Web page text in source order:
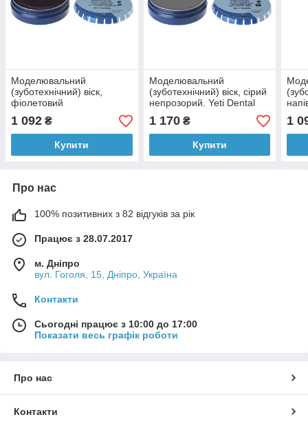
Моделювальний
(зуботехнічний) віск,
фіолетовий
напівпрозорий. Yeti Dental
THOWAX (Товакс), 70 г
1 092 ₴
Купити
Моделювальний
(зуботехнічний) віск, сірий
непрозорий. Yeti Dental
THOWAX (Товакс), 70 г
1 170₴
Купити
1
Про нас
100% позитивних з 82 відгуків за рік
Працює з 28.07.2017
м. Дніпро
вул. Гоголя, 15, Дніпро, Україна
Контакти
Сьогодні працює з 10:00 до 17:00
Показати весь графік роботи
Про нас
Контакти